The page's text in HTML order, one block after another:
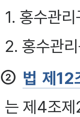
1. 홍수관
2. 홍수관
② 법 제12
는 제4조